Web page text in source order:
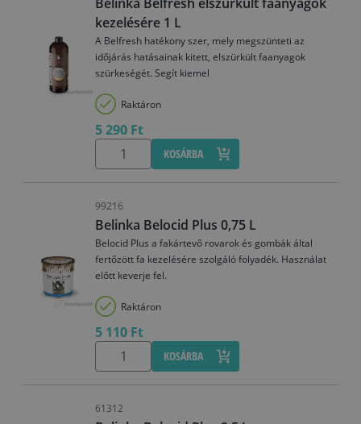
kezelésére 1 L
A Belfresh hatékony szer, mely megszünteti az
időjárás hatásainak kitett, elszürkült faanyagok
szürkeségét. Segít kiemel
Raktáron
5 290 Ft
KOSÁRBA
99216
Belinka Belocid Plus 0,75 L
Belocid Plus a fakártevő rovarok és gombák által
fertőzött fa kezelésére szolgáló folyadék. Használat
előtt keverje fel.
Raktáron
5 110 Ft
KOSÁRBA
61312